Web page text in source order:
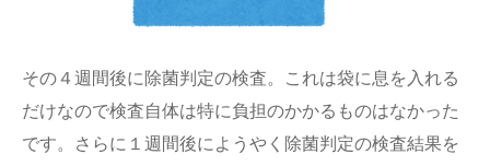
その４週間後に除菌判定の検査。これは袋に息を入れる
だけなので検査自体は特に負担のかかるものはなかった
です。さらに１週間後にようやく除菌判定の検査結果を